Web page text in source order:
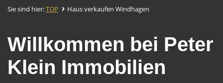
Sie sind hier:TOP Haus verkaufen Windhagen
Willkommen bei Peter
Klein Immobilien